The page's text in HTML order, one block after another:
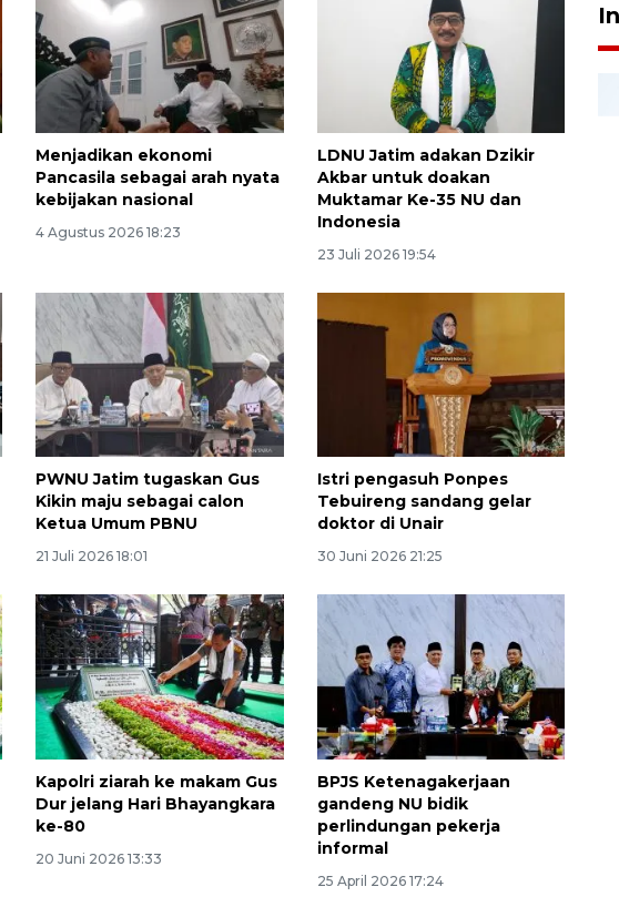
Menjadikan ekonomi
Pancasila sebagai arah nyata
kebijakan nasional
4 Agustus 2026 18:23
LDNU Jatim adakan Dzikir
Akbar untuk doakan
Muktamar Ke-35 NU dan
Indonesia
23 Juli 2026 19:54
PWNU Jatim tugaskan Gus
Kikin maju sebagai calon
Ketua Umum PBNU
21 Juli 2026 18:01
Istri pengasuh Ponpes
Tebuireng sandang gelar
doktor di Unair
30 Juni 2026 21:25
Kapolri ziarah ke makam Gus
Dur jelang Hari Bhayangkara
ke-80
20 Juni 2026 13:33
BPJS Ketenagakerjaan
gandeng NU bidik
perlindungan pekerja
informal
25 April 2026 17:24
Memberantas kejahatan
jalanan Jakarta
2026-08-05 18:00:00